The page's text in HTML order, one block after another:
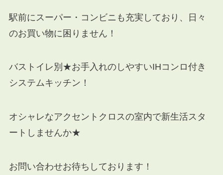
駅前にスーパー・コンビニも充実しており、日々
のお買い物に困りません！
バストイレ別★お手入れのしやすいIHコンロ付き
システムキッチン！
オシャレなアクセントクロスの室内で新生活スタ
ートしませんか★
お問い合わせお待ちしております！